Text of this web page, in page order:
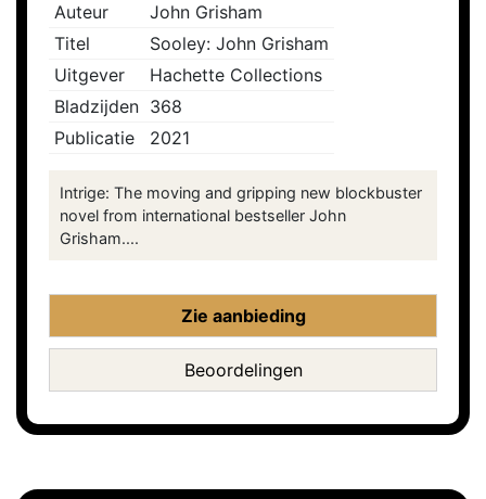
Auteur
John Grisham
Titel
Sooley: John Grisham
Uitgever
Hachette Collections
Bladzijden 368
Publicatie
2021
Intrige: The moving and gripping new blockbuster
novel from international bestseller John
Grisham....
Zie aanbieding
Beoordelingen